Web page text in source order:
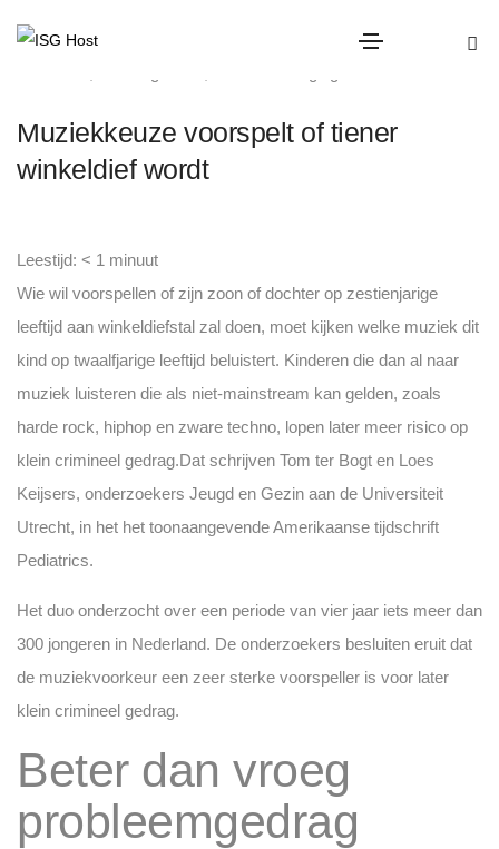
Muziekkeuze voorspelt of tiener
winkeldief wordt
Leestijd: < 1 minuut
Wie wil voorspellen of zijn zoon of dochter op zestienjarige
leeftijd aan winkeldiefstal zal doen, moet kijken welke muziek dit
kind op twaalfjarige leeftijd beluistert. Kinderen die dan al naar
muziek luisteren die als niet-mainstream kan gelden, zoals
harde rock, hiphop en zware techno, lopen later meer risico op
klein crimineel gedrag.Dat schrijven Tom ter Bogt en Loes
Keijsers, onderzoekers Jeugd en Gezin aan de Universiteit
Utrecht, in het het toonaangevende Amerikaanse tijdschrift
Pediatrics.
Het duo onderzocht over een periode van vier jaar iets meer dan
300 jongeren in Nederland. De onderzoekers besluiten eruit dat
de muziekvoorkeur een zeer sterke voorspeller is voor later
klein crimineel gedrag.
Beter dan vroeg
probleemgedrag